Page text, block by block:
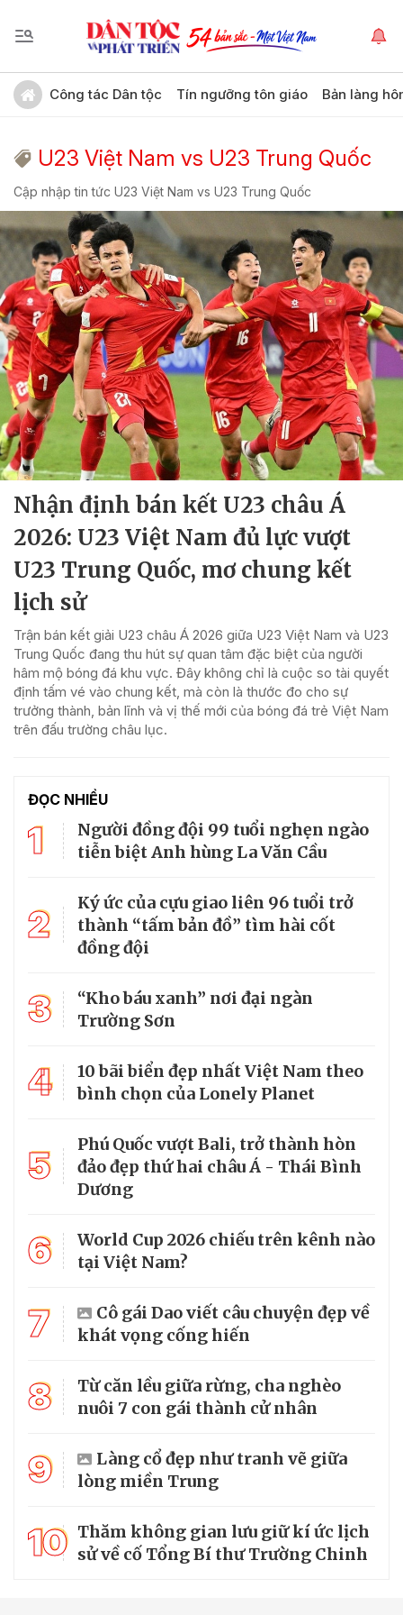
Công tác Dân tộc Tín ngưỡng tôn giáo Bản làng
U23 Việt Nam vs U23 Trung Quốc
Cập nhập tin tức U23 Việt Nam vs U23 Trung Quốc
Nhận định bán kết U23 châu Á
2026: U23 Việt Nam đủ lực vượt
U23 Trung Quốc, mơ chung kết
lịch sử
Trận bán kết giải U23 châu Á 2026 giữa U23 Việt Nam và U23
Trung Quốc đang thu hút sự quan tâm đặc biệt của người
hâm mộ bóng đá khu vực. Đây không chỉ là cuộc so tài quyết
định tấm vé vào chung kết, mà còn là thước đo cho sự
trưởng thành, bản lĩnh và vị thế mới của bóng đá trẻ Việt Nam
trên đấu trường châu lục.
ĐỌC NHIỀU
1
Người đồng đội 99 tuổi nghẹn ngào
tiễn biệt Anh hùng La Văn Cầu
2
Ký ức của cựu giao liên 96 tuổi trở
thành “tấm bản đồ” tìm hài cốt
đồng đội
3
“Kho báu xanh” nơi đại ngàn
Trường Sơn
4
10 bãi biển đẹp nhất Việt Nam theo
bình chọn của Lonely Planet
5
Phú Quốc vượt Bali, trở thành hòn
đảo đẹp thứ hai châu Á - Thái Bình
Dương
6
World Cup 2026 chiếu trên kênh nào
tại Việt Nam?
7
Cô gái Dao viết câu chuyện đẹp về
khát vọng cống hiến
8
Từ căn lều giữa rừng, cha nghèo
nuôi 7 con gái thành cử nhân
9
Làng cổ đẹp như tranh vẽ giữa
lòng miền Trung
10 Thăm không gian lưu giữ kí ức lịch
sử về cố Tổng Bí thư Trường Chinh